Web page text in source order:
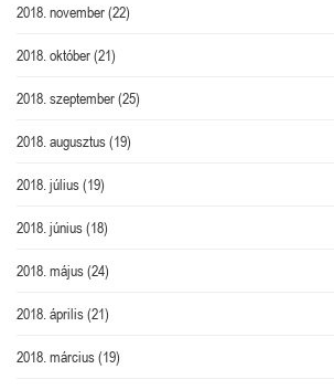
2018. november(22)
2018. október(21)
2018. szeptember(25)
2018. augusztus(19)
2018. július(19)
2018. június(18)
2018. május(24)
2018. április(21)
2018. március(19)